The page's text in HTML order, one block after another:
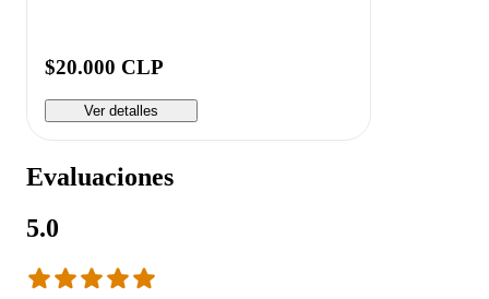
$20.000 CLP
Ver detalles
Evaluaciones
5.0